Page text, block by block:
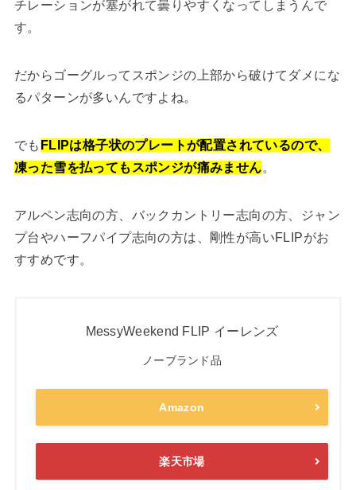
チレーションが塞がれて曇りやすくなってしまうんで
す。
だからゴーグルってスポンジの上部から破けてダメにな
るパターンが多いんですよね。
でも FLIPは格子状のプレートが配置されているので、
凍った雪を払ってもスポンジが痛みません。
アルペン志向の方、バックカントリー志向の方、ジャン
プ台やハーフパイプ志向の方は、剛性が高いFLIPがお
すすめです。
MessyWeekend FLIP イーレンズ
ノーブランド品
Amazon
楽天市場